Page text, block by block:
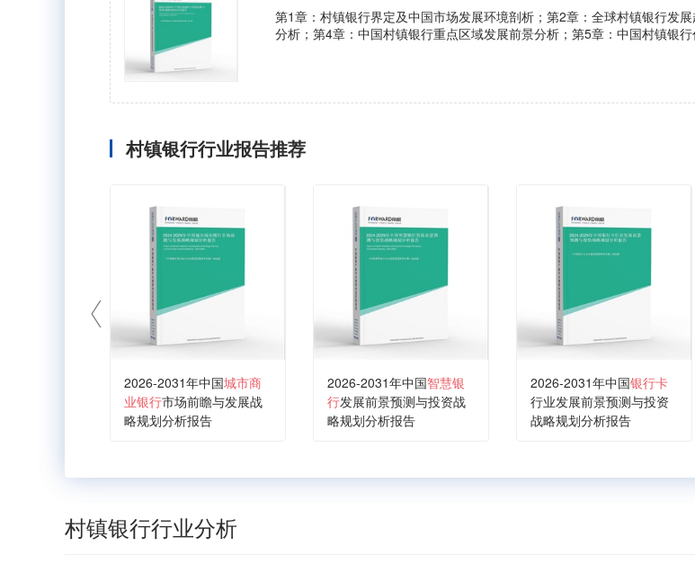
第1章：村镇银行界定及中国市场发展环境剖析；第2章：全球村镇银行发
分析；第4章：中国村镇银行重点区域发展前景分析；第5章：中国村镇银
村镇银行行业报告推荐
2026-2031年中国城市商
业银行市场前瞻与发展战
略规划分析报告
2026-2031年中国智慧银
行发展前景预测与投资战
略规划分析报告
2026-2031年中国银行卡
行业发展前景预测与投资
战略规划分析报告
村镇银行行业分析